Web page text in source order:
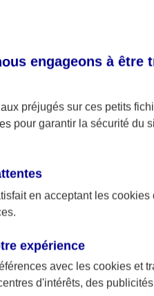
Mon AXA Assurance
vos contrats en
engageons à
préjugés sur ces petits
pour garantir la sécurité du
en acceptant les cookies
expérience
avec les cookies et
d'intérêts, des